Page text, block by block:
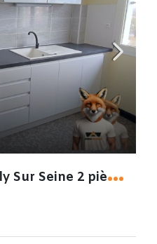
A
ppartement Romilly Sur Seine 2 pièce(s)